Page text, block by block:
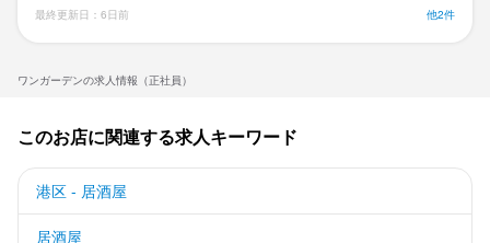
ワンガーデンの求人情報（正社員）
最終更新日：6日前 他2件
このお店に関連する求人キーワード
港区 - 居酒屋
居酒屋